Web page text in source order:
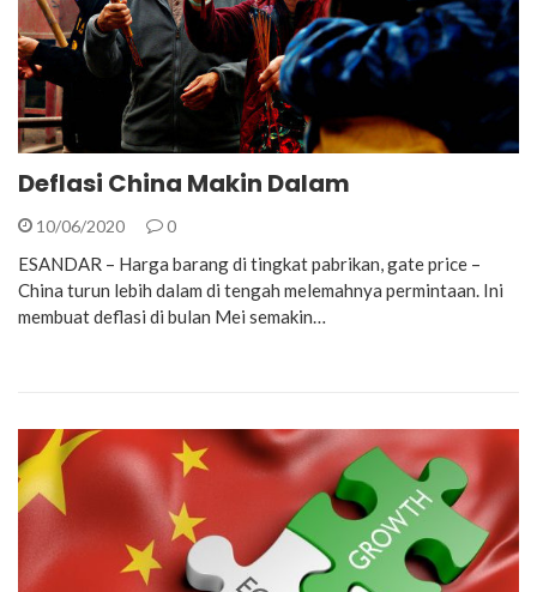
Deflasi China Makin Dalam
10/06/2020 0
ESANDAR – Harga barang di tingkat pabrikan, gate price –
China turun lebih dalam di tengah melemahnya permintaan. Ini
membuat deflasi di bulan Mei semakin…